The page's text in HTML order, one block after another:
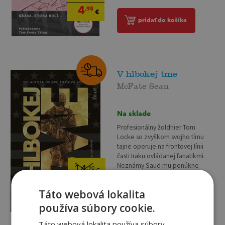
4,95 €
pridať do košíka
14,90€
V hlbokej tme
McFate Sean
Na sklade
Profesionálny žoldnier Tom
Locke so zvyškom svojho tímu
tajne operuje na frontovej línii
časti Iraku ovládanej fanatikmi.
Neznámy Saud mu ponúkne
pridať do košíka
Táto webová lokalita
používa súbory cookie.